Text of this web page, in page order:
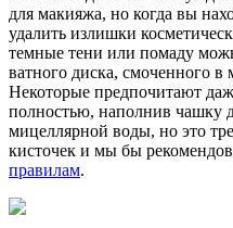
для макияжа, но когда вы
удалить излишки
темные тени или помаду
ватного диска, смоченного в
Некоторые предпочитают
полностью, наполнив чашку
мицеллярной воды, но это
кисточек и мы бы
правилам.